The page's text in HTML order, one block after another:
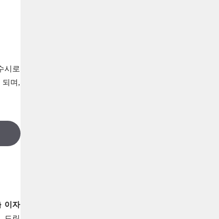
시로
되며,
이자